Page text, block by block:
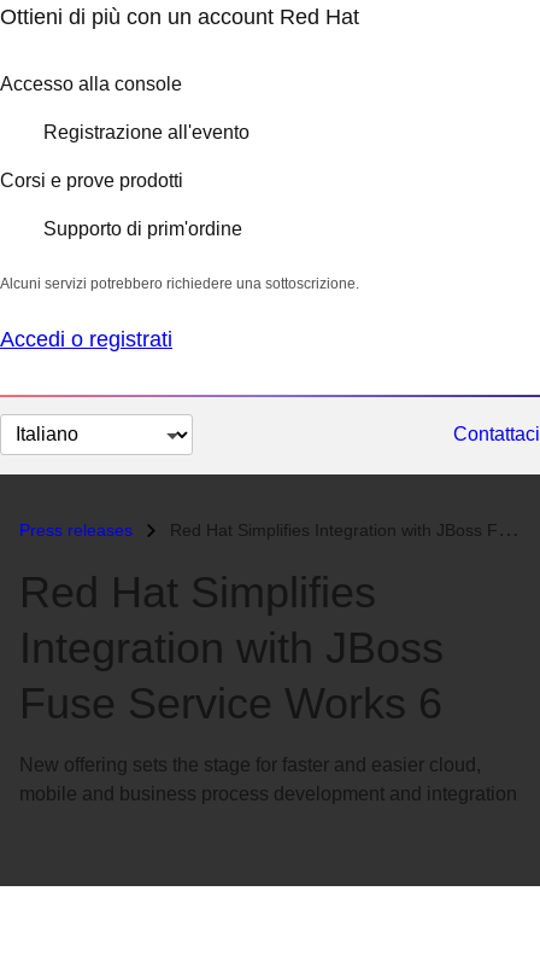
Ottieni di più con un account Red Hat
Accesso alla console
Registrazione all'evento
Corsi e prove prodotti
Supporto di prim'ordine
Alcuni servizi potrebbero richiedere una sottoscrizione.
Accedi o registrati
Cambia
lingua
Contattaci
Press releases Red Hat Simplifies Integration with JBoss Fuse Service Works 6...
Red Hat Simplifies
Integration with JBoss
Fuse Service Works 6
New offering sets the stage for faster and easier cloud,
mobile and business process development and integration